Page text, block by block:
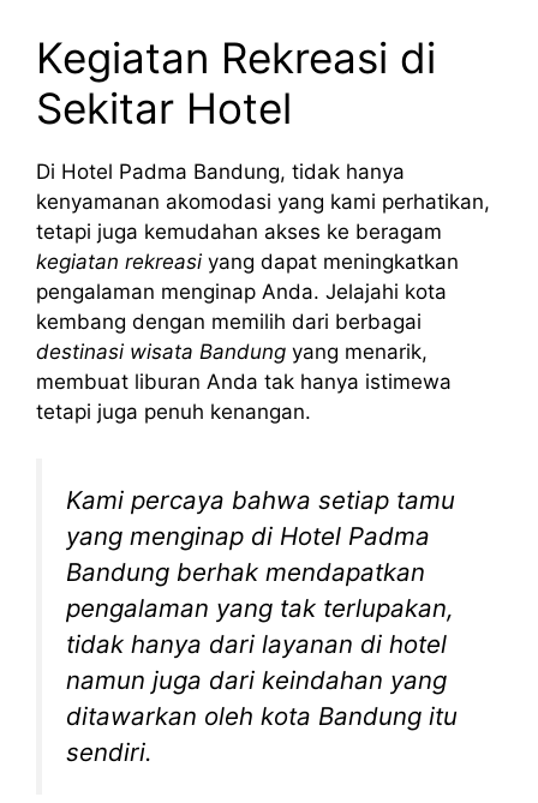
Kegiatan Rekreasi di
Sekitar Hotel
Di Hotel Padma Bandung, tidak hanya
kenyamanan akomodasi yang kami perhatikan,
tetapi juga kemudahan akses ke beragam
kegiatan rekreasiyang dapat meningkatkan
pengalaman menginap Anda. Jelajahi kota
kembang dengan memilih dari berbagai
destinasi wisata Bandung yang menarik,
membuat liburan Anda tak hanya istimewa
tetapi juga penuh kenangan.
Kami percaya bahwa setiap tamu
yang menginap di Hotel Padma
Bandung berhak mendapatkan
pengalaman yang tak terlupakan,
tidak hanya dari layanan di hotel
namun juga dari keindahan yang
ditawarkan oleh kota Bandung itu
sendiri.